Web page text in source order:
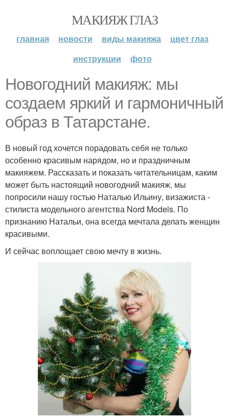
МАКИЯЖ ГЛАЗ
главная новости виды макияжа
цвет глаз
инструкции
фото
Новогодний макияж: мы
создаем яркий и гармоничный
образ в Татарстане.
В новый год хочется порадовать себя не только
особенно красивым нарядом, но и праздничным
макияжем. Рассказать и показать читательницам, каким
может быть настоящий новогодний макияж, мы
попросили нашу гостью Наталью Ильину, визажиста -
стилиста модельного агентства Nord Models. По
признанию Натальи, она всегда мечтала делать женщин
красивыми.
И сейчас воплощает свою мечту в жизнь.